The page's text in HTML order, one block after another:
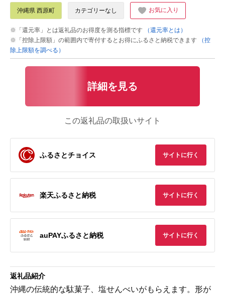
沖縄県 西原町 カテゴリーなし お気に入り
※「還元率」とは返礼品のお得度を測る指標です
（還元率とは）
※「控除上限額」の範囲内で寄付するとお得にふるさと納税できます
（控
除上限額を調べる）
詳細を見る
この返礼品の取扱いサイト
ふるさとチョイス サイトに行く
楽天ふるさと納税 サイトに行く
auPAYふるさと納税 サイトに行く
返礼品紹介
沖縄の伝統的な駄菓子、塩せんべいがもらえます。形が